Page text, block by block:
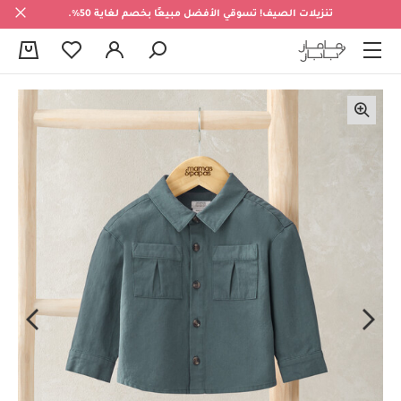
تنزيلات الصيف! تسوقي الأفضل مبيعًا بخصم لغاية 50%.